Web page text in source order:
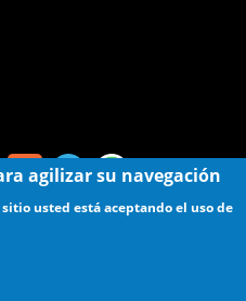
agilizar su navegación
usted está aceptando el uso de